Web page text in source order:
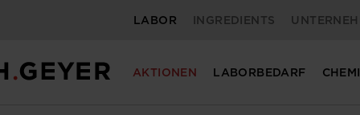
LABOR INGREDIENTS
AKTIONEN LABORBEDARF